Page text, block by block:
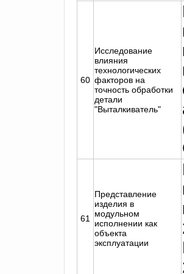
60
Исследование
влияния
технологических
факторов на
точность обработки
детали
"Выталкиватель"
61
Представление
изделия в
модульном
исполнении как
объекта
эксплуатации